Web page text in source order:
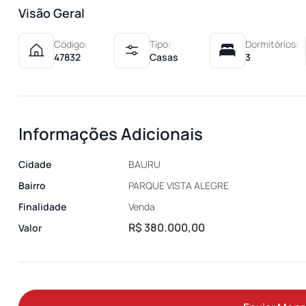
Visão Geral
Código:
47832
Tipo:
Casas
Dormitórios:
3
Informações Adicionais
Cidade
BAURU
Bairro
PARQUE VISTA ALEGRE
Finalidade
Venda
Valor
R$ 380.000,00